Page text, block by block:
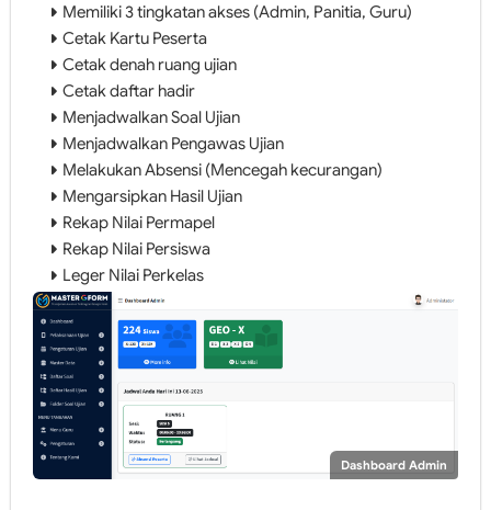
Memiliki 3 tingkatan akses (Admin, Panitia, Guru)
Cetak Kartu Peserta
Cetak denah ruang ujian
Cetak daftar hadir
Menjadwalkan Soal Ujian
Menjadwalkan Pengawas Ujian
Melakukan Absensi (Mencegah kecurangan)
Mengarsipkan Hasil Ujian
Rekap Nilai Permapel
Rekap Nilai Persiswa
Leger Nilai Perkelas
Dashboard Admin